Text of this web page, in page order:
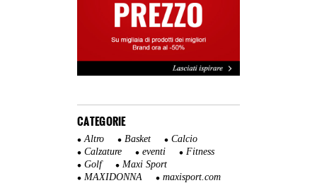
CATEGORIE
Altro Basket
Calcio
Calzature
eventi
Fitness
Golf
Maxi Sport
MAXIDONNA
maxisport.com